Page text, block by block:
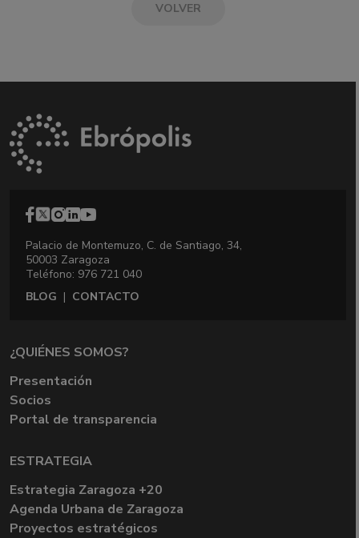
VOLVER
Palacio de Montemuzo, C. de Santiago, 34,
50003 Zaragoza
Teléfono: 976 721 040
BLOG | CONTACTO
¿QUIÉNES SOMOS?
Presentación
Socios
Portal de transparencia
ESTRATEGIA
Estrategia Zaragoza +20
Agenda Urbana de Zaragoza
Proyectos estratégicos